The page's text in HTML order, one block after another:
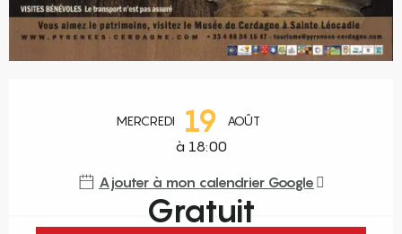
MERCREDI 19 AOÛT
à 18:00
Ajouter à mon calendrier Google
Gratuit